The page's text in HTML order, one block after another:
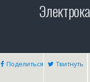
Поделиться Твитнуть